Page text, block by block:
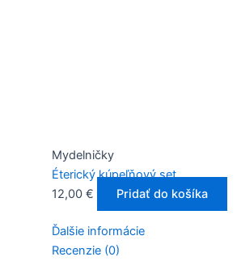
Mydelničky
Éterický kúpeľňový set
12,00 € Pridať do košíka
Ďalšie informácie
Recenzie (0)